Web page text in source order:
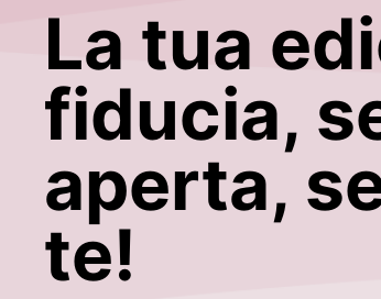
La tua
fiducia,
aperta,
te!